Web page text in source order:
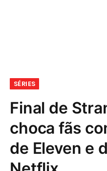
SÉRIES
Final de
choca fãs
de Eleven e